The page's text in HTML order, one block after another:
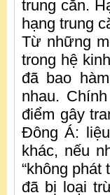
trung căn.
hạng trung
Từ những
trong hệ
đã bao
nhau.
điểm gây
Đông Á:
khác, nếu
“không phát
đã bị loại